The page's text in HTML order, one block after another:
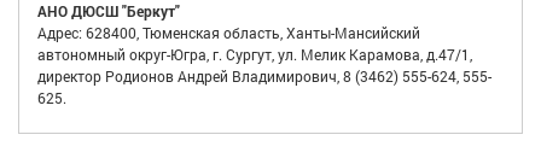
АНО ДЮСШ "Беркут"
Адрес: 628400, Тюменская область, Ханты-Мансийский
автономный округ-Югра, г. Сургут, ул. Мелик Карамова, д.47/1,
директор Родионов Андрей Владимирович, 8 (3462) 555-624, 555-
625.